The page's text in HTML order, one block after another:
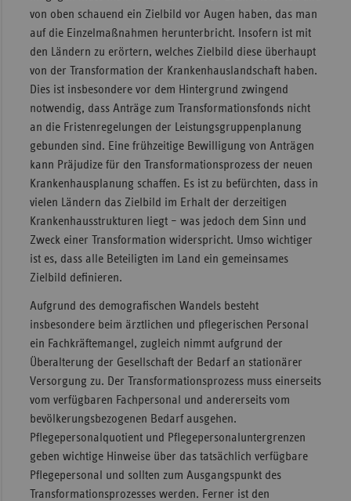
von oben schauend ein Zielbild vor Augen haben, das man
auf die Einzelmaßnahmen herunterbricht. Insofern ist mit
den Ländern zu erörtern, welches Zielbild diese überhaupt
von der Transformation der Krankenhauslandschaft haben.
Dies ist insbesondere vor dem Hintergrund zwingend
notwendig, dass Anträge zum Transformationsfonds nicht
an die Fristenregelungen der Leistungsgruppenplanung
gebunden sind. Eine frühzeitige Bewilligung von Anträgen
kann Präjudize für den Transformationsprozess der neuen
Krankenhausplanung schaffen. Es ist zu befürchten, dass in
vielen Ländern das Zielbild im Erhalt der derzeitigen
Krankenhausstrukturen liegt – was jedoch dem Sinn und
Zweck einer Transformation widerspricht. Umso wichtiger
ist es, dass alle Beteiligten im Land ein gemeinsames
Zielbild definieren.
Aufgrund des demografischen Wandels besteht
insbesondere beim ärztlichen und pflegerischen Personal
ein Fachkräftemangel, zugleich nimmt aufgrund der
Überalterung der Gesellschaft der Bedarf an stationärer
Versorgung zu. Der Transformationsprozess muss einerseits
vom verfügbaren Fachpersonal und andererseits vom
bevölkerungsbezogenen Bedarf ausgehen.
Pflegepersonalquotient und Pflegepersonaluntergrenzen
geben wichtige Hinweise über das tatsächlich verfügbare
Pflegepersonal und sollten zum Ausgangspunkt des
Transformationsprozesses werden. Ferner ist den